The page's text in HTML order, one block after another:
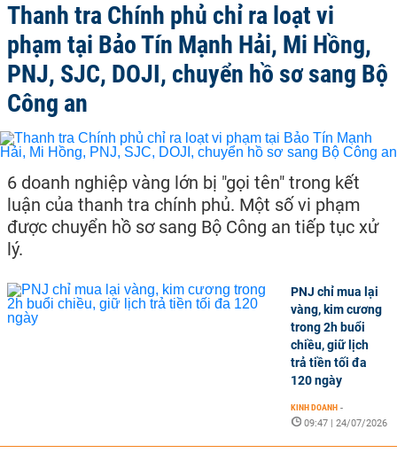
Thanh tra Chính phủ chỉ ra loạt vi
phạm tại Bảo Tín Mạnh Hải, Mi Hồng,
PNJ, SJC, DOJI, chuyển hồ sơ sang Bộ
Công an
6 doanh nghiệp vàng lớn bị "gọi tên" trong kết
luận của thanh tra chính phủ. Một số vi phạm
được chuyển hồ sơ sang Bộ Công an tiếp tục xử
lý.
PNJ chỉ mua lại
vàng, kim cương
trong 2h buổi
chiều, giữ lịch
trả tiền tối đa
120 ngày
KINH DOANH -
09:47 | 24/07/2026